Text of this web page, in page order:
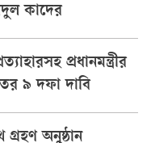
কাদের
প্রধানমন্ত্রীর
৯ দফা দাবি
গ্রহণ অনুষ্ঠান